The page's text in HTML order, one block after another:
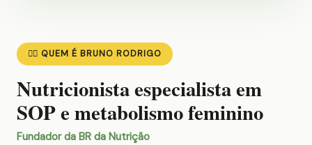
👨‍⚕️ QUEM É BRUNO RODRIGO
Nutricionista especialista em
SOP e metabolismo feminino
Fundador da BR da Nutrição